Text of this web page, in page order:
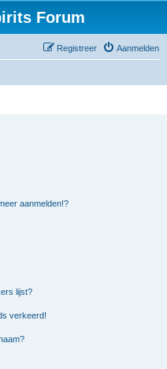
Forum
Aanmelden
Registreer
aanmelden!?
lijst?
verkeerd!